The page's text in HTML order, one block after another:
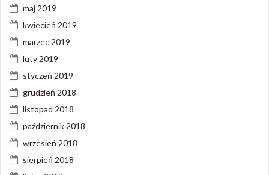
maj 2019
kwiecień 2019
marzec 2019
luty 2019
styczeń 2019
grudzień 2018
listopad 2018
październik 2018
wrzesień 2018
sierpień 2018